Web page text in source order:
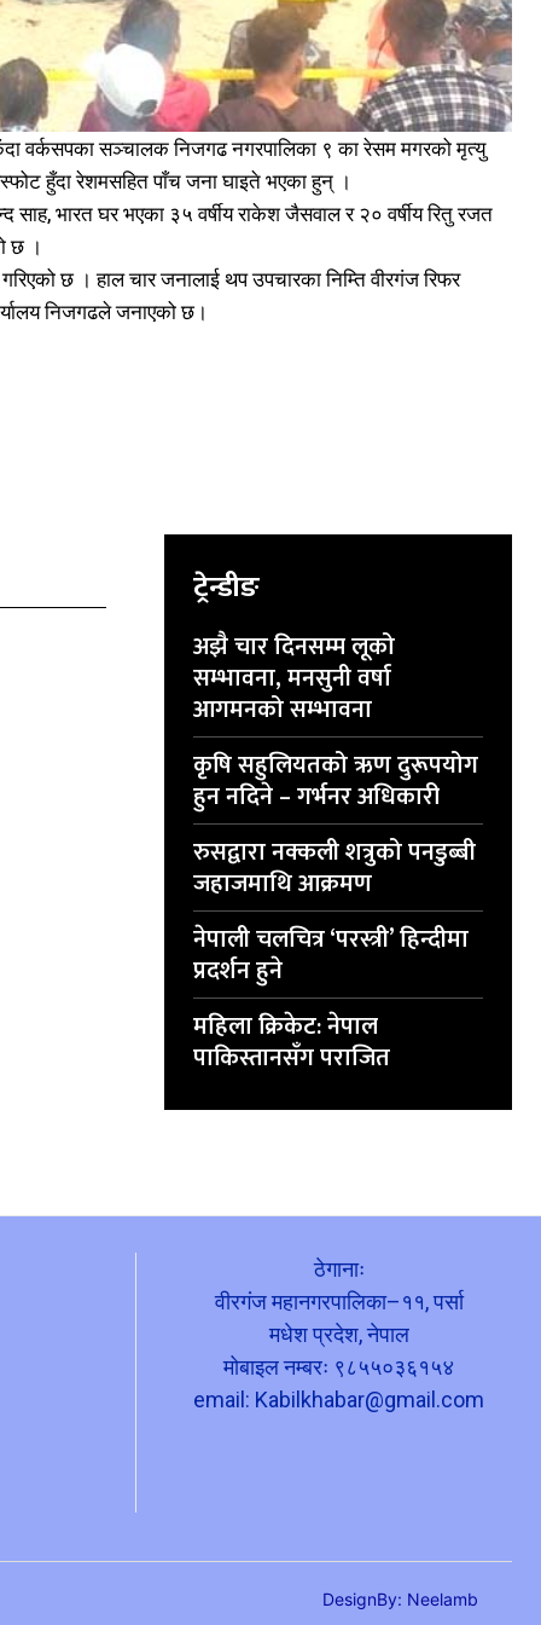
वर्कसपका सञ्चालक निजगढ नगरपालिका ९ का रेसम मगरको मृत्यु
हुँदा रेशमसहित पाँच जना घाइते भएका हुन् ।
साह, भारत घर भएका ३५ वर्षीय राकेश जैसवाल र २० वर्षीय रितु रजत
छ ।
छ । हाल चार जनालाई थप उपचारका निम्ति वीरगंज रिफर
निजगढले जनाएको छ।
ट्रेन्डीङ
अझै चार दिनसम्म लूको
सम्भावना, मनसुनी वर्षा
आगमनको सम्भावना
कृषि सहुलियतको ऋण दुरूपयोग
हुन नदिने – गर्भनर अधिकारी
रुसद्वारा नक्कली शत्रुको पनडुब्बी
जहाजमाथि आक्रमण
नेपाली चलचित्र ‘परस्त्री’ हिन्दीमा
प्रदर्शन हुने
महिला क्रिकेट: नेपाल
पाकिस्तानसँग पराजित
ठेगानाः
वीरगंज महानगरपालिका–११, पर्सा
मधेश प्रदेश, नेपाल
मोबाइल नम्बरः ९८५५०३६१५४
email: Kabilkhabar@gmail.com
DesignBy: Neelamb